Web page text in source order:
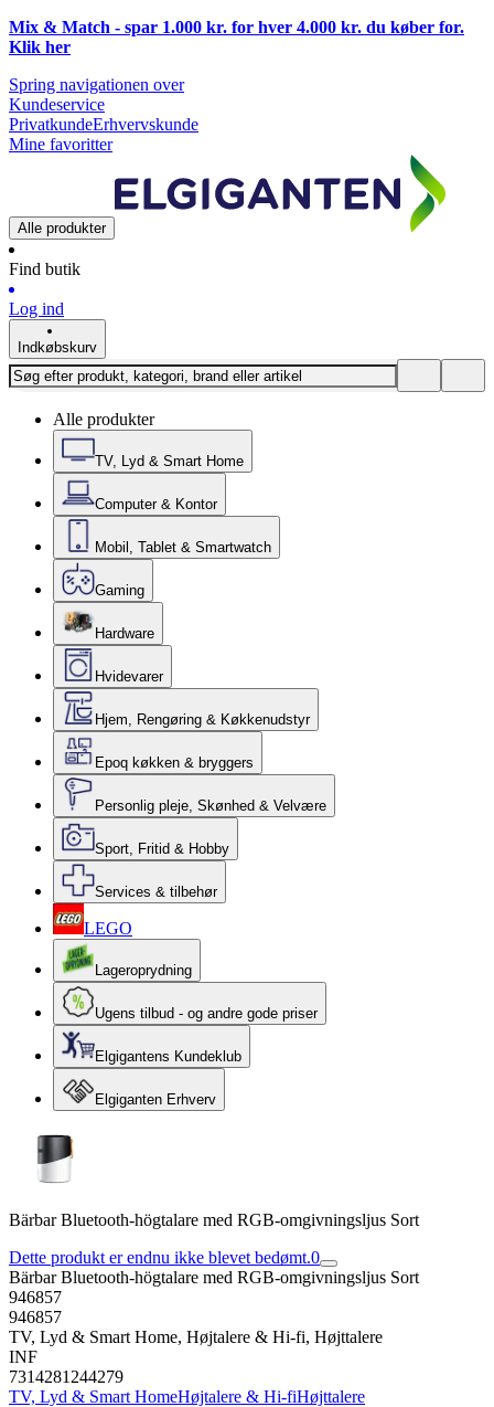
Mix & Match - spar 1.000 kr. for hver 4.000 kr. du køber for.
Klik her
Spring navigationen over
Kundeservice
PrivatkundeErhvervskunde
Mine favoritter
Alle produkter
Find butik
Log ind
Indkøbskurv
Alle produkter
TV, Lyd & Smart Home
Computer & Kontor
Mobil, Tablet & Smartwatch
Gaming
Hardware
Hvidevarer
Hjem, Rengøring & Køkkenudstyr
Epoq køkken & bryggers
Personlig pleje, Skønhed & Velvære
Sport, Fritid & Hobby
Services & tilbehør
LEGO
Lageroprydning
Ugens tilbud - og andre gode priser
Elgigantens Kundeklub
Elgiganten Erhverv
Bärbar Bluetooth-högtalare med RGB-omgivningsljus Sort
Dette produkt er endnu ikke blevet bedømt.0
Bärbar Bluetooth-högtalare med RGB-omgivningsljus Sort
946857
946857
TV, Lyd & Smart Home, Højtalere & Hi-fi, Højttalere
INF
7314281244279
TV, Lyd & Smart HomeHøjtalere & Hi-fiHøjttalere